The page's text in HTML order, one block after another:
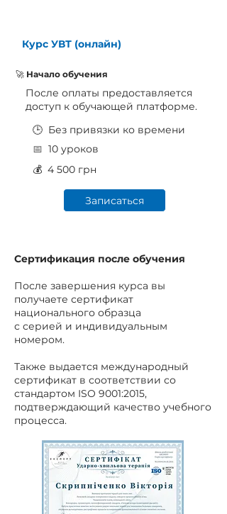
Курс УВТ (онлайн)
🚀 Начало обучения
После оплаты предоставляется
доступ к обучающей платформе.
🕒 Без привязки ко времени
📅 10 уроков
💰 4 500 грн
Записаться
Сертификация после обучения
После завершения курса вы
получаете сертификат
национального образца
с серией и индивидуальным
номером.
Также выдается международный
сертификат в соответствии со
стандартом ISO 9001:2015,
подтверждающий качество учебного
процесса.